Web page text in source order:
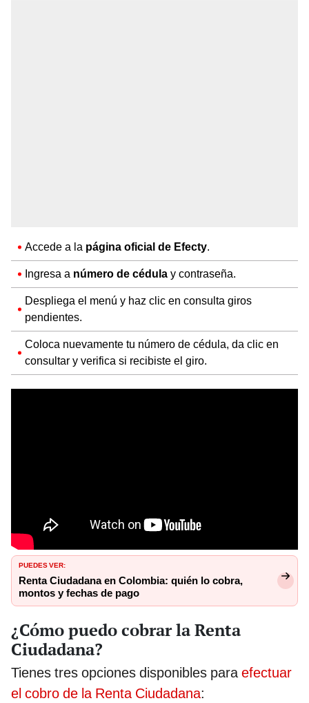
Accede a la página oficial de Efecty.
Ingresa a número de cédula y contraseña.
Despliega el menú y haz clic en consulta giros
pendientes.
Coloca nuevamente tu número de cédula, da clic en
consultar y verifica si recibiste el giro.
PUEDES VER:
Renta Ciudadana en Colombia: quién lo cobra,
montos y fechas de pago
¿Cómo puedo cobrar la Renta
Ciudadana?
Tienes tres opciones disponibles para efectuar
el cobro de la Renta Ciudadana: